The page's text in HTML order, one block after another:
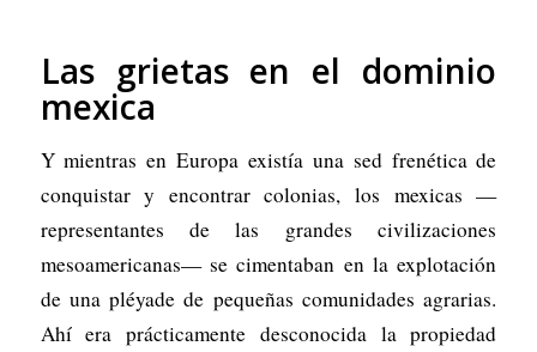
Las grietas en el dominio
mexica
Y mientras en Europa existía una sed frenética de
conquistar y encontrar colonias, los mexicas —
representantes de las grandes civilizaciones
mesoamericanas— se cimentaban en la explotación
de una pléyade de pequeñas comunidades agrarias.
Ahí era prácticamente desconocida la propiedad